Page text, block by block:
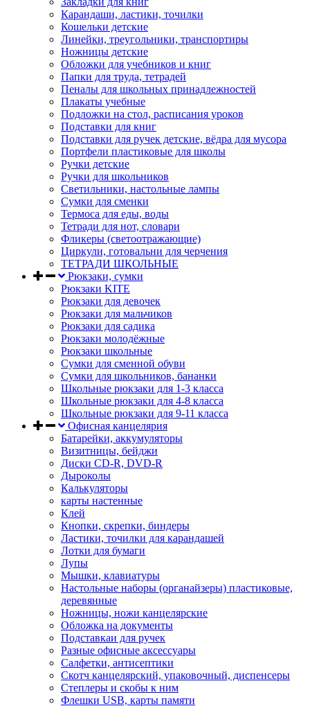
Карандаши, ластики, точилки
Кошельки детские
Линейки, треугольники, транспортиры
Ножницы детские
Обложки для учебников и книг
Папки для труда, тетрадей
Пеналы для школьных принадлежностей
Плакаты учебные
Подложки на стол, расписания уроков
Подставки для книг
Подставки для ручек детские, вёдра для мусора
Портфели пластиковые для школы
Ручки детские
Ручки для школьников
Светильники, настольные лампы
Сумки для сменки
Термоса для еды, воды
Тетради для нот, словари
Фликеры (светоотражающие)
Циркули, готовальни для черчения
ТЕТРАДИ ШКОЛЬНЫЕ
Рюкзаки, сумки
Рюкзаки KITE
Рюкзаки для девочек
Рюкзаки для мальчиков
Рюкзаки для садика
Рюкзаки молодёжные
Рюкзаки школьные
Сумки для сменной обуви
Сумки для школьников, бананки
Школьные рюкзаки для 1-3 класса
Школьные рюкзаки для 4-8 класса
Школьные рюкзаки для 9-11 класса
Офисная канцелярия
Батарейки, аккумуляторы
Визитницы, бейджи
Диски CD-R, DVD-R
Дыроколы
Калькуляторы
карты настенные
Клей
Кнопки, скрепки, биндеры
Ластики, точилки для карандашей
Лотки для бумаги
Лупы
Мышки, клавиатуры
Настольные наборы (органайзеры) пластиковые,
деревянные
Ножницы, ножи канцелярские
Обложка на документы
Подставкаи для ручек
Разные офисные аксессуары
Салфетки, антисептики
Скотч канцелярский, упаковочный, диспенсеры
Степлеры и скобы к ним
Флешки USB, карты памяти